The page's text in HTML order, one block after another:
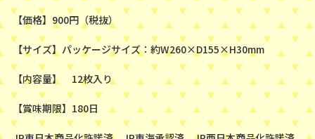
【価格】900円（税抜）
【サイズ】パッケージサイズ：約W260×D155×H30mm
【内容量】 12枚入り
【賞味期限】180日